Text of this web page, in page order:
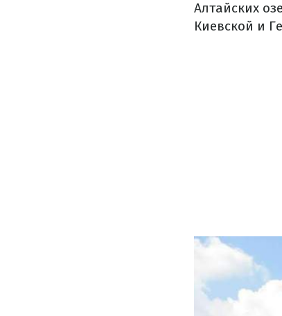
Алтайских
Киевской и